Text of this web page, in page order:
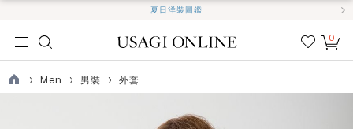
夏日洋裝圖鑑
我的
0
TOP
Men 男裝 外套